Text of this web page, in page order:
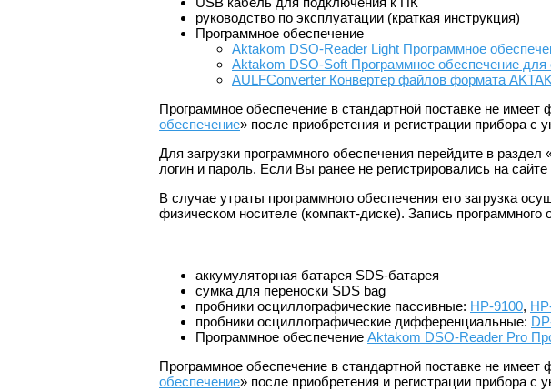
руководство по эксплуатации (краткая инструкция)
Программное обеспечение
Aktakom DSO-Reader Light Программное
Aktakom DSO-Soft Программное обеспечение
AULFConverter Конвертер файлов формата
Программное обеспечение в стандартной поставке не
обеспечение» после приобретения и регистрации прибора с
Для загрузки программного обеспечения перейдите в раздел
логин и пароль. Если Вы ранее не регистрировались на сайте
В случае утраты программного обеспечения его загрузка
физическом носителе (компакт-диске). Запись
аккумуляторная батарея SDS-батарея
сумка для переноски SDS bag
пробники осциллографические пассивные: HP-9100,
пробники осциллографические дифференциальные:
Программное обеспечение Aktakom DSO-Reader Pro
Программное обеспечение в стандартной поставке не
обеспечение» после приобретения и регистрации прибора с